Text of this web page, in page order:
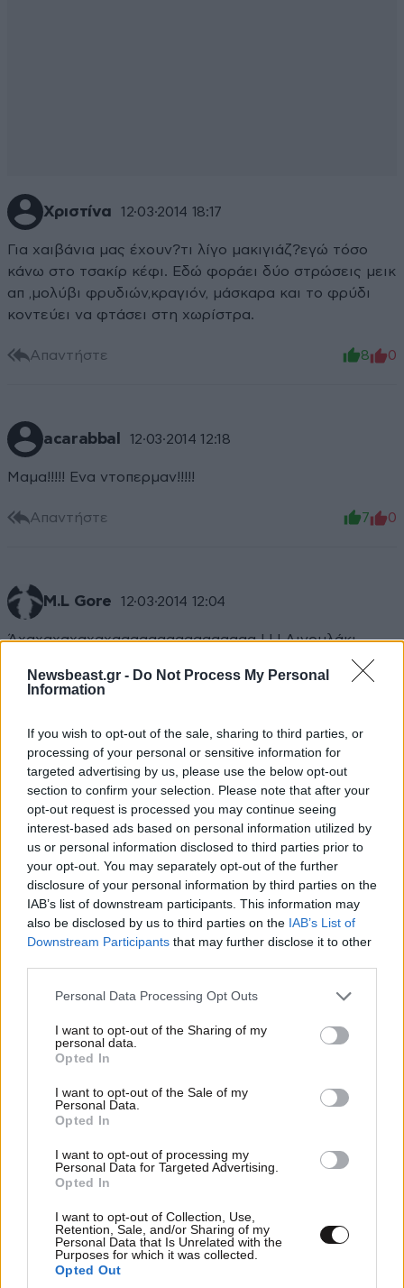
Newsbeast.gr - Do Not Process My Personal
Information
If you wish to opt-out of the sale, sharing to third parties, or
processing of your personal or sensitive information for
targeted advertising by us, please use the below opt-out
section to confirm your selection. Please note that after your
opt-out request is processed you may continue seeing
interest-based ads based on personal information utilized by
us or personal information disclosed to third parties prior to
your opt-out. You may separately opt-out of the further
disclosure of your personal information by third parties on the
IAB’s list of downstream participants. This information may
also be disclosed by us to third parties on the IAB’s List of
Downstream Participants that may further disclose it to other
Please note that this website/app uses one or more Google
not limited to your visit or usage behaviour. You may click to
grant or deny consent to Google and its third-party tags to
use your data for below specified purposes in below Google
consent section.
Personal Data Processing Opt Outs
I want to opt-out of the Sharing of my
personal data.
Opted In
I want to opt-out of the Sale of my
Personal Data.
Opted In
I want to opt-out of processing my
Personal Data for Targeted Advertising.
Opted In
I want to opt-out of Collection, Use,
Retention, Sale, and/or Sharing of my
Personal Data that Is Unrelated with the
Purposes for which it was collected.
Opted Out
Χριστίνα 12·03·2014 18:17
Για χαιβάνια μας έχουν?τι λίγο μακιγιάζ?εγώ τόσο
κάνω στο τσακίρ κέφι. Εδώ φοράει δύο στρώσεις μεικ
απ ,μολύβι φρυδιών,κραγιόν, μάσκαρα και το φρύδι
κοντεύει να φτάσει στη χωρίστρα.
Απαντήστε 8 0
acarabbal 12·03·2014 12:18
Μαμα!!!!! Ενα ντοπερμαν!!!!!
Απαντήστε 7 0
M.L Gore 12·03·2014 12:04
Άχαχαχαχαχαχαααααααααααααααα ! ! ! Λιγουλάκι
μακιγιάζ λέει ......Τα μούτρα της από κοντά είναι σαν
την επιφάνεια της Σελήνης . Και τρέμει και λιγάκι το
........ Ρε το θέλουν , ή δεν το θέλουν το κράξιμο ; ; ;
Απαντήστε
TRENDING
ΕΛΛΑΔΑ2 ω. πριν
Ζευγάρι από τις ΗΠΑ που «υιοθέτησε» τον
Ελίζαμπεθ Ρος: «Είμαστε συντετριμμένοι – Δεν
έδειξε ποτέ ότι ήταν ικανός για κάτι τέτοιο»